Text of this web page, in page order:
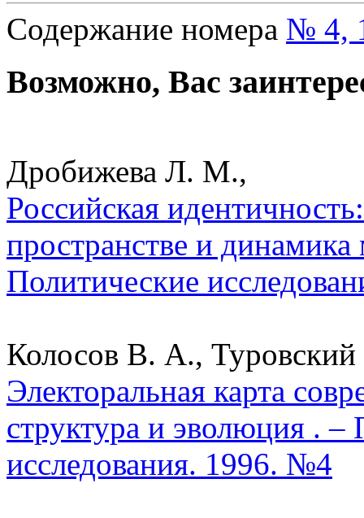
Содержание номера № 4,
Возможно, Вас
Дробижева Л. М.,
Российская
пространстве и
Политические
Колосов В. А.,
Электоральная карта
структура и эволюция .
исследования. 1996. №4